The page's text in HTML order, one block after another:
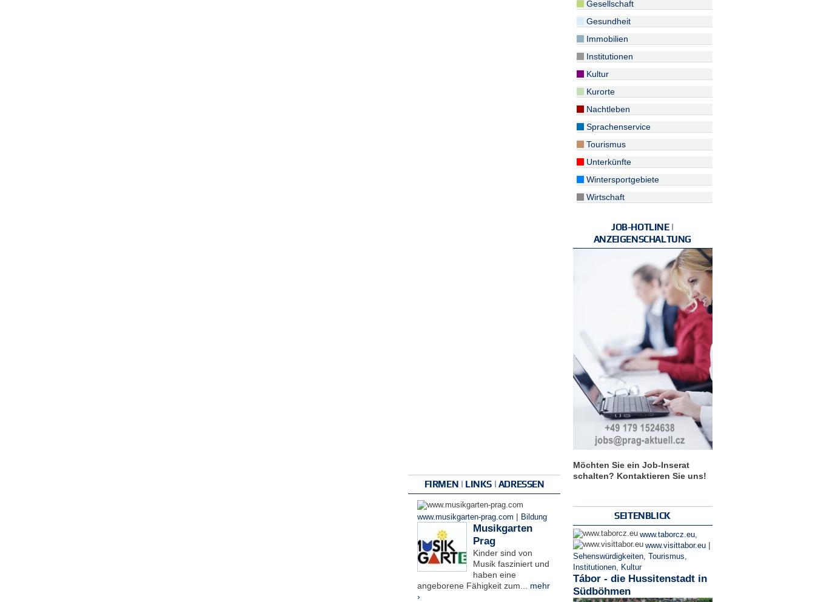
FIRMEN | LINKS | ADRESSEN
www.musikgarten-prag.com | Bildung
Musikgarten
Prag
Kinder sind von
Musik fasziniert und
haben eine
angeborene Fähigkeit zum... mehr
›
Gesellschaft
Gesundheit
Immobilien
Institutionen
Kultur
Kurorte
Nachtleben
Sprachenservice
Tourismus
Unterkünfte
Wintersportgebiete
Wirtschaft
JOB-HOTLINE |
ANZEIGENSCHALTUNG
Möchten Sie ein Job-Inserat
schalten? Kontaktieren Sie uns!
SEITENBLICK
www.taborcz.eu,
www.visittabor.eu |
Sehenswürdigkeiten, Tourismus
Institutionen, Kultur
Tábor - die Hussitenstadt in
Südböhmen